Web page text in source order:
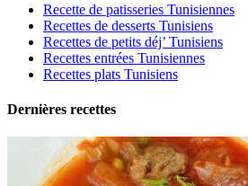
Recette de patisseries Tunisiennes
Recettes de desserts Tunisiens
Recettes de petits déj’ Tunisiens
Recettes entrées Tunisiennes
Recettes plats Tunisiens
Dernières recettes